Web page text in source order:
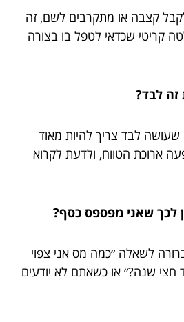
קצבה או מתקרבים לשם, זה
קריטי שכדאי לטפל בו בצורה
לבד?
שעושה לבד צריך להיות מאוד
ארוכת הטווח, ולדעת לקרוא
לכך שאני מפספס כסף?
לשאלה ״כמה מס אני צפוי
שנה?״ או כשאתם לא יודעים